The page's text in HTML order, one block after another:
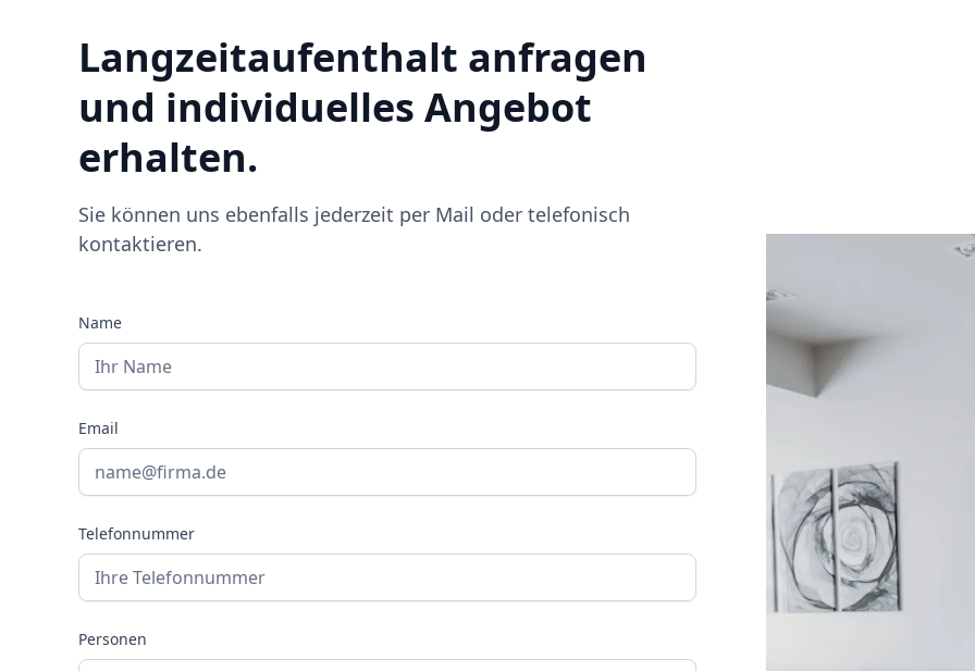
Langzeitaufenthalt anfragen
und individuelles Angebot
erhalten.
Sie können uns ebenfalls jederzeit per Mail oder telefonisch
kontaktieren.
Name
Email
Telefonnummer
Personen